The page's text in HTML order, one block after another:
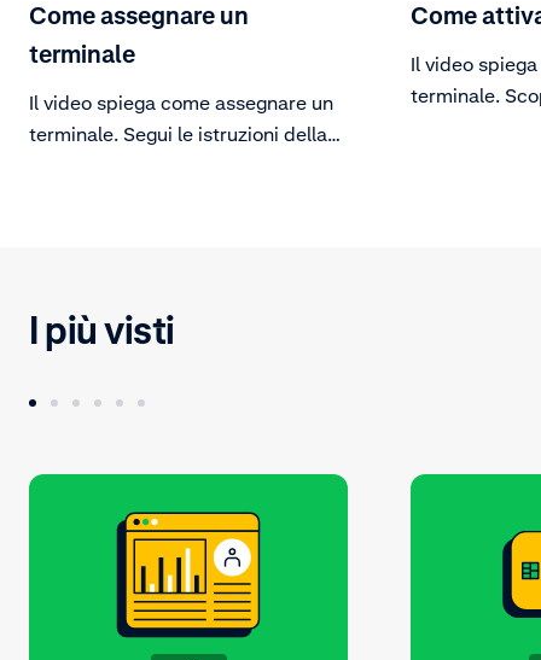
Come assegnare un
terminale
Il video spiega come assegnare un
terminale. Segui le istruzioni della
Come
Il video
terminale.
I più visti